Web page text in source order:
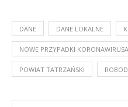
DANE DANE LOKALNE
NOWE PRZYPADKI KORONAWIRUSA
POWIAT TATRZAŃSKI